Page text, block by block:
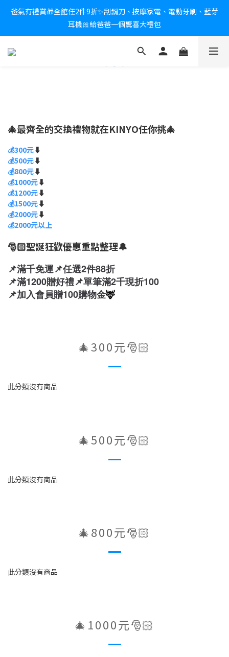
新會員送$100購物金✨再享消費回饋無極限
爸氣有禮賞🎁全館任2件9折✨刮鬍刀、按摩家電、電動牙刷、藍芽
耳機🎀給爸爸一個驚喜大禮包
炎熱夏日救星☀️秒凍扇登場💙半導體製冷 x 微米級冰霧，一秒開
🎄最齊全的交換禮物就在KINYO任你挑🎄
💰300元⬇️
💰500元⬇️
💰800元⬇️
💰1000元⬇️
💰1200元⬇️
💰1500元⬇️
💰2000元⬇️
💰2000元以上
🎅🏻聖誕狂歡優惠重點整理🔔
📌滿千免運📌任選2件88折
📌滿1200贈好禮📌單筆滿2千現折100
📌加入會員贈100購物金🦌
🎄300元🎅🏻
此分類沒有商品
🎄500元🎅🏻
此分類沒有商品
🎄800元🎅🏻
此分類沒有商品
🎄1000元🎅🏻